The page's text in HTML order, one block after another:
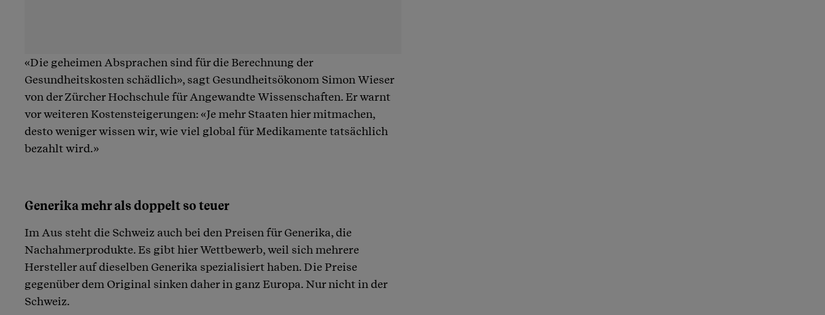
«Die geheimen Absprachen sind für die Berechnung der
Gesundheitskosten schädlich», sagt Gesundheitsökonom Simon Wieser
von der Zürcher Hochschule für Angewandte Wissenschaften. Er warnt
vor weiteren Kostensteigerungen: «Je mehr Staaten hier mitmachen,
desto weniger wissen wir, wie viel global für Medikamente tatsächlich
bezahlt wird.»
Generika mehr als doppelt so teuer
Im Aus steht die Schweiz auch bei den Preisen für Generika, die
Nachahmerprodukte. Es gibt hier Wettbewerb, weil sich mehrere
Hersteller auf dieselben Generika spezialisiert haben. Die Preise
gegenüber dem Original sinken daher in ganz Europa. Nur nicht in der
Schweiz.